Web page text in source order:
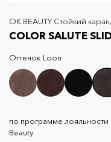
OK BEAUTY Стойкий
COLOR SALUTE
Оттенок Loon
по программе лояльности
Beauty